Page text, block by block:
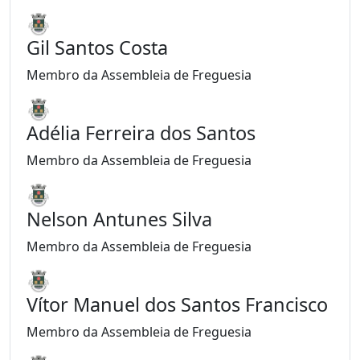
Gil Santos Costa
Membro da Assembleia de Freguesia
Adélia Ferreira dos Santos
Membro da Assembleia de Freguesia
Nelson Antunes Silva
Membro da Assembleia de Freguesia
Vítor Manuel dos Santos Francisco
Membro da Assembleia de Freguesia